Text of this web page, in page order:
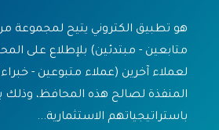
هو تطبيق الكتروني يتيح لمجموعة
متابعين - مبتدئين) بلإطلاع على
لعملاء آخرين (عملاء متبوعين -
المنفذة لصالح هذه المحافظ، وذلك
باستراتيجياتهم الاستثمارية...